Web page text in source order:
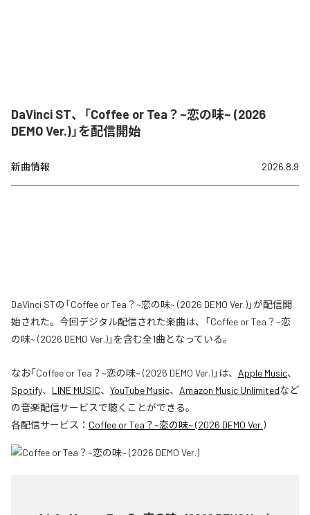
DaVinci ST、「Coffee or Tea？~恋の味~ (2026
DEMO Ver.)」を配信開始
新曲情報 2026.8.9
DaVinci STの「Coffee or Tea？~恋の味~ (2026 DEMO Ver.)」が配信開
始された。今回デジタル配信された楽曲は、「Coffee or Tea？~恋
の味~ (2026 DEMO Ver.)」を含む全1曲となっている。
なお「Coffee or Tea？~恋の味~ (2026 DEMO Ver.)」は、 Apple Music、
Spotify、 LINE MUSIC、 YouTube Music、 Amazon Music Unlimitedなど
の音楽配信サービスで聴くことができる。
各配信サービス： Coffee or Tea？~恋の味~ (2026 DEMO Ver.)